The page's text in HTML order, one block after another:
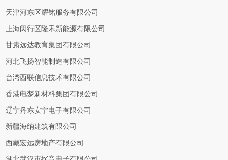
天津河东区耀铭服务有限公司
上海闵行区隆禾新能源有限公司
甘肃远达教育集团有限公司
河北飞扬智能制造有限公司
台湾西联信息技术有限公司
香港电梦新材料集团有限公司
辽宁丹东安宁电子有限公司
新疆海纳建筑有限公司
西藏宏远房地产有限公司